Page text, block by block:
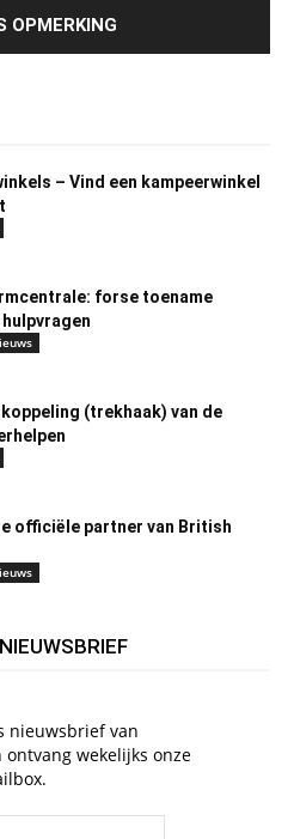
– Vind een kampeerwinkel
forse toename
koppeling (trekhaak) van de
officiële partner van British
nieuwsbrief van
wekelijks onze